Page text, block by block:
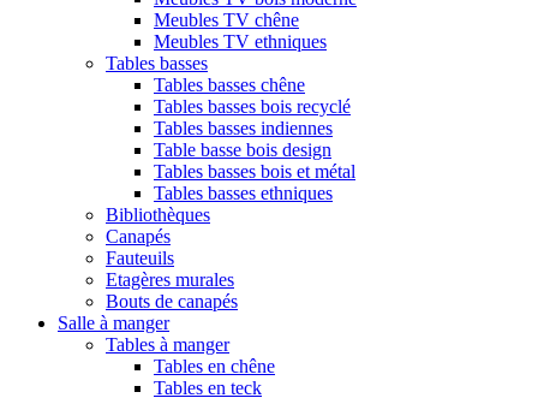
Meubles TV chêne
Meubles TV ethniques
Tables basses
Tables basses chêne
Tables basses bois recyclé
Tables basses indiennes
Table basse bois design
Tables basses bois et métal
Tables basses ethniques
Bibliothèques
Canapés
Fauteuils
Etagères murales
Bouts de canapés
Salle à manger
Tables à manger
Tables en chêne
Tables en teck